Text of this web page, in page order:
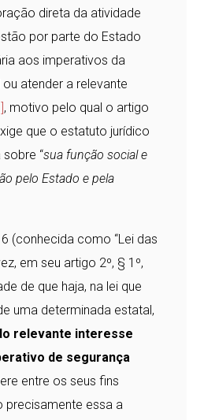
direta da atividade
por parte do Estado
aos imperativos da
atender a relevante
, motivo pelo qual o artigo
que o estatuto jurídico
“sua função social e
pelo Estado e pela
(conhecida como “Lei das
em seu artigo 2º, § 1º,
de que haja, na lei que
uma determinada estatal,
relevante interesse
de segurança
entre os seus fins
precisamente essa a